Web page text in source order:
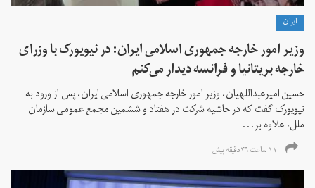
ايران
وزیر امور خارجه جمهوری اسلامی ایران: در نیویورک با وزرای
خارجه بریتانیا و فرانسه دیدار می‌کنم
حسین امیرعبداللهیان، وزیر امور خارجه جمهوری اسلامی ایران، پس از ورود به
نیویورک گفت که در حاشیه شرکت در هفتاد و ششمین مجمع عمومی سازمان
ملل، علاوه بر...
۱۱ ساعت ۴۹ دقیقه پیش